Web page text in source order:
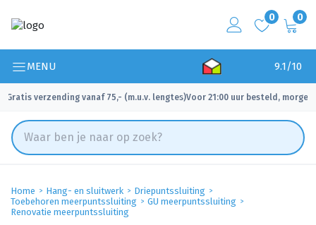
0 0
MENU 9.1/10
Gratis verzending vanaf 75,- (m.u.v. lengtes)
✓ Voor 21:00 uur besteld, morgen
Home Hang- en sluitwerk
Driepuntssluiting
Toebehoren meerpuntssluiting
GU meerpuntssluiting
Renovatie meerpuntssluiting